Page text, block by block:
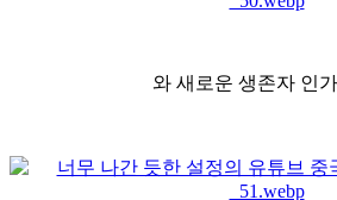
와 새로운 생존자 인